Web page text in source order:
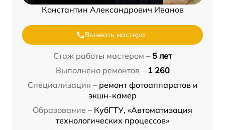
Константин Александрович Иванов
Вызвать мастера
Стаж работы мастером – 5 лет
Выполнено ремонтов – 1 260
Специализация – ремонт фотоаппаратов и
экшн-камер
Образование – КубГТУ, «Автоматизация
технологических процессов»